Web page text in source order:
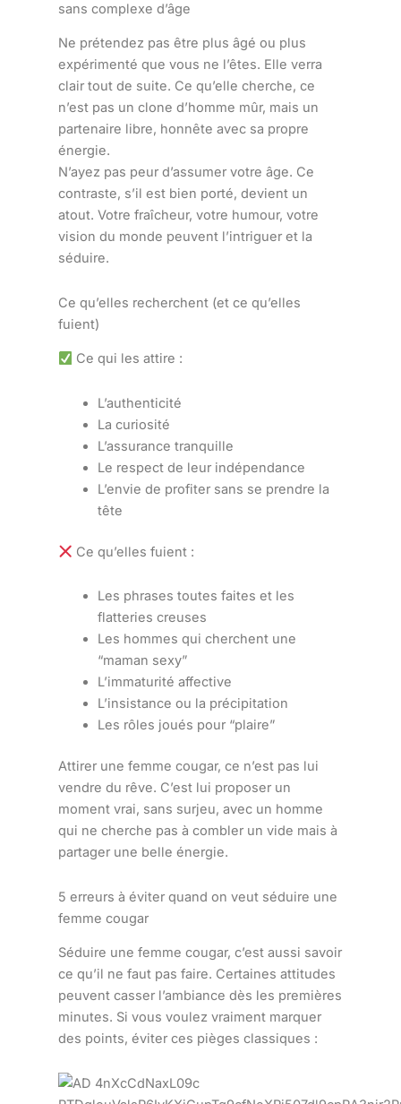
sans complexe d’âge
Ne prétendez pas être plus âgé ou plus
expérimenté que vous ne l’êtes. Elle verra
clair tout de suite. Ce qu’elle cherche, ce
n’est pas un clone d’homme mûr, mais un
partenaire libre, honnête avec sa propre
énergie.
N’ayez pas peur d’assumer votre âge. Ce
contraste, s’il est bien porté, devient un
atout. Votre fraîcheur, votre humour, votre
vision du monde peuvent l’intriguer et la
séduire.
Ce qu’elles recherchent (et ce qu’elles
fuient)
Ce qui les attire :
L’authenticité
La curiosité
L’assurance tranquille
Le respect de leur indépendance
L’envie de profiter sans se prendre la
tête
Ce qu’elles fuient :
Les phrases toutes faites et les
flatteries creuses
Les hommes qui cherchent une
“maman sexy”
L’immaturité affective
L’insistance ou la précipitation
Les rôles joués pour “plaire”
Attirer une femme cougar, ce n’est pas lui
vendre du rêve. C’est lui proposer un
moment vrai, sans surjeu, avec un homme
qui ne cherche pas à combler un vide mais à
partager une belle énergie.
5 erreurs à éviter quand on veut séduire une
femme cougar
Séduire une femme cougar, c’est aussi savoir
ce qu’il ne faut pas faire. Certaines attitudes
peuvent casser l’ambiance dès les premières
minutes. Si vous voulez vraiment marquer
des points, éviter ces pièges classiques :